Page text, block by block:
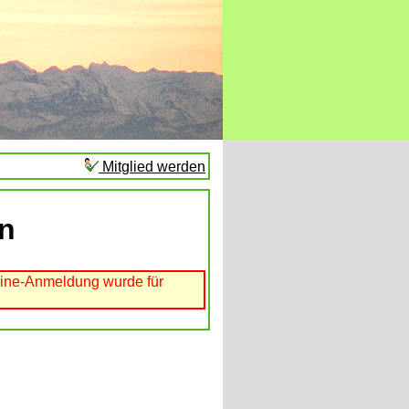
Mitglied werden
Anmeldung wurde für